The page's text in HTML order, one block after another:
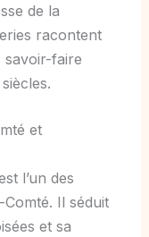
de la
racontent
savoir-faire
et
l’un des
Il séduit
et sa